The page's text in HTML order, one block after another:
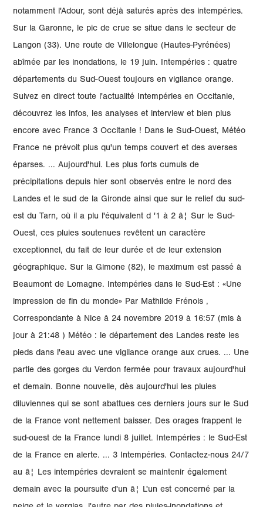
notamment l'Adour, sont déjà saturés après des intempéries.
Sur la Garonne, le pic de crue se situe dans le secteur de
Langon (33). Une route de Villelongue (Hautes-Pyrénées)
abîmée par les inondations, le 19 juin. Intempéries : quatre
départements du Sud-Ouest toujours en vigilance orange.
Suivez en direct toute l'actualité Intempéries en Occitanie,
découvrez les infos, les analyses et interview et bien plus
encore avec France 3 Occitanie ! Dans le Sud-Ouest, Météo
France ne prévoit plus qu'un temps couvert et des averses
éparses. ... Aujourd'hui. Les plus forts cumuls de
précipitations depuis hier sont observés entre le nord des
Landes et le sud de la Gironde ainsi que sur le relief du sud-
est du Tarn, où il a plu l'équivalent d '1 à 2 â¦ Sur le Sud-
Ouest, ces pluies soutenues revêtent un caractère
exceptionnel, du fait de leur durée et de leur extension
géographique. Sur la Gimone (82), le maximum est passé à
Beaumont de Lomagne. Intempéries dans le Sud-Est : «Une
impression de fin du monde» Par Mathilde Frénois ,
Correspondante à Nice â 24 novembre 2019 à 16:57 (mis à
jour à 21:48 ) Météo : le département des Landes reste les
pieds dans l'eau avec une vigilance orange aux crues. ... Une
partie des gorges du Verdon fermée pour travaux aujourd'hui
et demain. Bonne nouvelle, dès aujourd'hui les pluies
diluviennes qui se sont abattues ces derniers jours sur le Sud
de la France vont nettement baisser. Des orages frappent le
sud-ouest de la France lundi 8 juillet. Intempéries : le Sud-Est
de la France en alerte. ... 3 Intempéries. Contactez-nous 24/7
au â¦ Les intempéries devraient se maintenir également
demain avec la poursuite d'un â¦ L'un est concerné par la